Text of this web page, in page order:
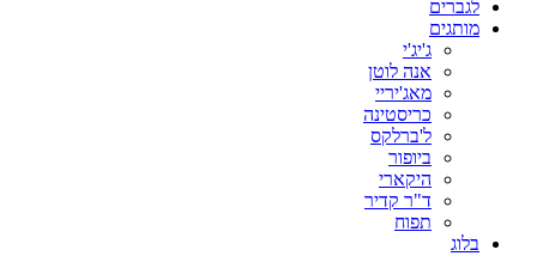
לגברים
מותגים
ג'יג'י
אנה לוטן
מאג'יריי
כריסטינה
ל'ברלקס
ביופור
היקארי
ד"ר קדיר
תפוח
בלוג